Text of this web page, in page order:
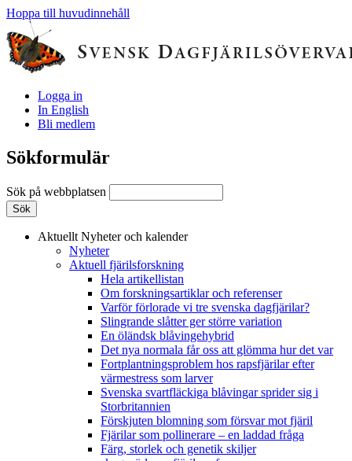
Hoppa till huvudinnehåll
Logga in
In English
Bli medlem
Sökformulär
Sök på webbplatsen
Aktuellt Nyheter och kalender
Nyheter
Aktuell fjärilsforskning
Hela artikellistan
Om forskningsartiklar och referenser
Varför förlorade vi tre svenska dagfjärilar?
Slingrande slåtter ger större variation
En öländsk blåvingehybrid
Det nya normala får oss att glömma hur det var
Fortplantningsproblem hos rapsfjärilar efter
värmestress som larver
Svenska svartfläckiga blåvingar sprider sig i
Storbritannien
Förskjuten blomning som försvar mot fjäril
Fjärilar som pollinerare – en laddad fråga
Färg, storlek och genetik skiljer